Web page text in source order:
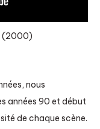
(2000)
nous
années 90 et début
de chaque scène.